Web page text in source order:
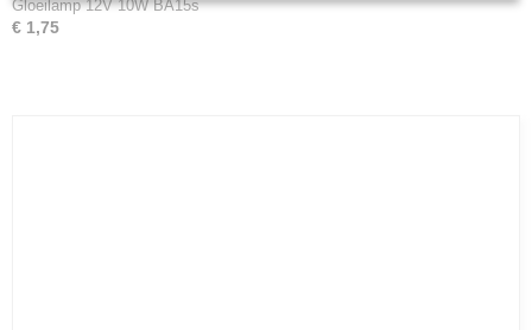
Gloeilamp 12V 10W BA15s
€ 1,75